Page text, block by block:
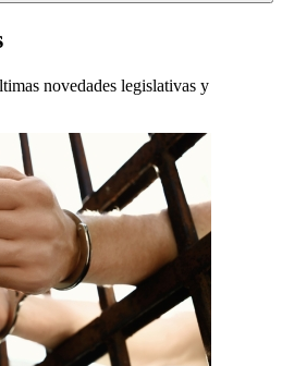
novedades legislativas y